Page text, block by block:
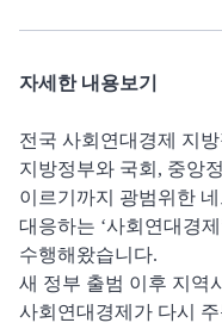
자세한 내용보기
전국 사회연대경제 지
지방정부와 국회, 중앙
이르기까지 광범위한
대응하는 ‘사회연대경
수행해왔습니다.
새 정부 출범 이후 지역
사회연대경제가 다시